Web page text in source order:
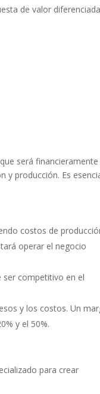
de valor
será financieramente
y producción. Es
costos de
operar el negocio
ser competitivo en el
y los costos. Un
y el 50%.
para crear